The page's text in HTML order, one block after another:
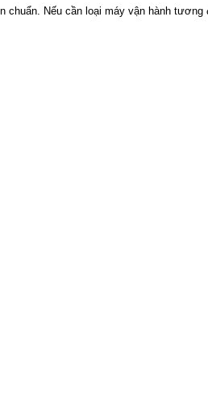
chuẩn. Nếu cần loại máy vận hành